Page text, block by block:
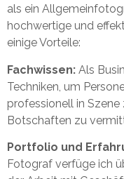
als ein
hochwertige und
einige Vorteile:
Fachwissen: Als
Techniken, um
professionell in
Botschaften zu
Portfolio und
Fotograf verfüge ich